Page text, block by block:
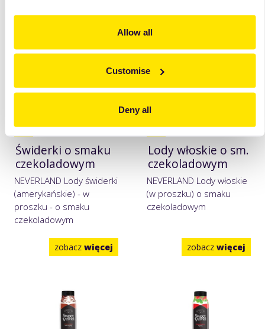
Allow all
Customise
Deny all
Świderki o smaku
czekoladowym
NEVERLAND Lody świderki
(amerykańskie) - w
proszku - o smaku
czekoladowym
zobacz więcej
Lody włoskie o sm.
czekoladowym
NEVERLAND Lody włoskie
(w proszku) o smaku
czekoladowym
zobacz więcej